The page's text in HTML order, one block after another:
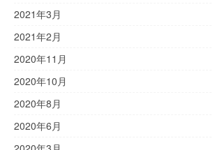
2021年3月
2021年2月
2020年11月
2020年10月
2020年8月
2020年6月